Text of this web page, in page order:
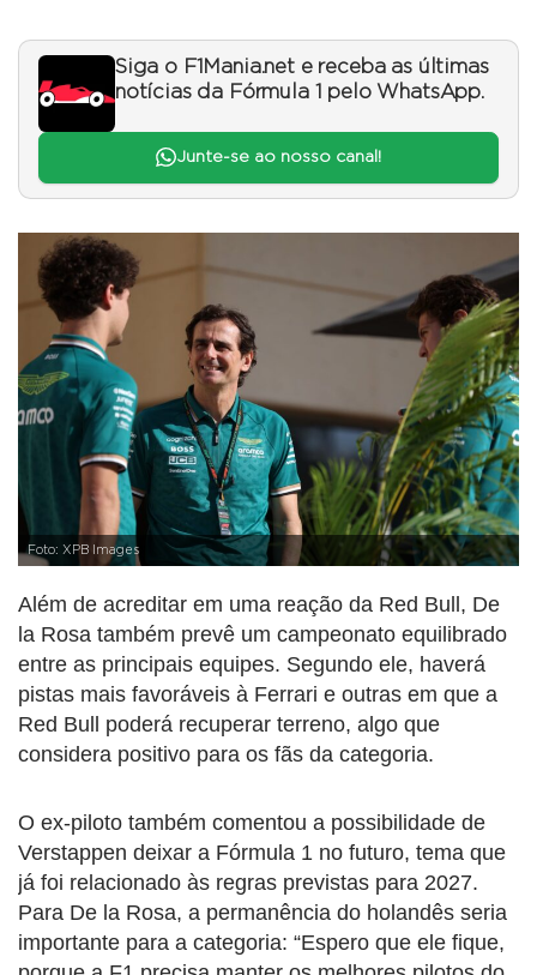
Siga o F1Mania.net e receba as últimas
notícias da Fórmula 1 pelo WhatsApp.
Junte-se ao nosso canal!
Foto: XPB Images
Além de acreditar em uma reação da Red Bull, De
la Rosa também prevê um campeonato equilibrado
entre as principais equipes. Segundo ele, haverá
pistas mais favoráveis à Ferrari e outras em que a
Red Bull poderá recuperar terreno, algo que
considera positivo para os fãs da categoria.
O ex-piloto também comentou a possibilidade de
Verstappen deixar a Fórmula 1 no futuro, tema que
já foi relacionado às regras previstas para 2027.
Para De la Rosa, a permanência do holandês seria
importante para a categoria: “Espero que ele fique,